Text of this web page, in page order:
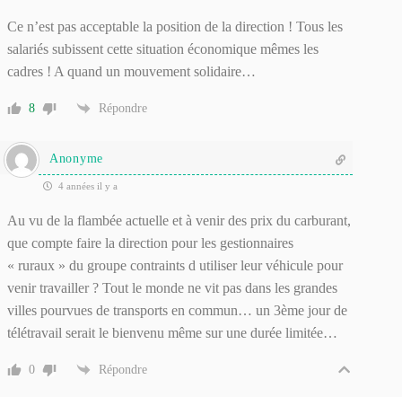
Ce n’est pas acceptable la position de la direction ! Tous les
salariés subissent cette situation économique mêmes les
cadres ! A quand un mouvement solidaire…
8 Répondre
Anonyme
4 années il y a
Au vu de la flambée actuelle et à venir des prix du carburant,
que compte faire la direction pour les gestionnaires
« ruraux » du groupe contraints d utiliser leur véhicule pour
venir travailler ? Tout le monde ne vit pas dans les grandes
villes pourvues de transports en commun… un 3ème jour de
télétravail serait le bienvenu même sur une durée limitée…
0 Répondre